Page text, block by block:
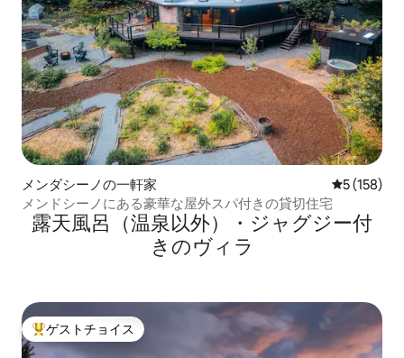
メンダシーノの一軒家 レビュー
5 (158)
メンドシーノにある豪華な屋外スパ付きの貸切住宅
露天風呂（温泉以外）・ジャグジー付
きのヴィラ
大好評のゲストチョイスです。
ゲストチョイス